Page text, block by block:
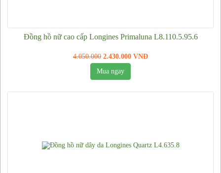
Đồng hồ nữ cao cấp Longines Primaluna L8.110.5.95.6
4.050.000 2.430.000 VNĐ
Mua ngay